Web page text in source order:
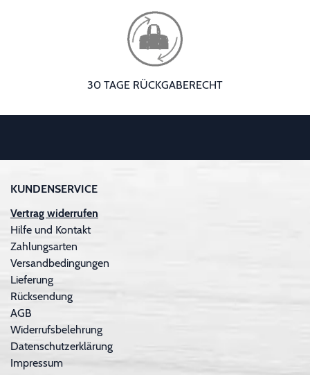
30 TAGE RÜCKGABERECHT
KUNDENSERVICE
Vertrag widerrufen
Hilfe und Kontakt
Zahlungsarten
Versandbedingungen
Lieferung
Rücksendung
AGB
Widerrufsbelehrung
Datenschutzerklärung
Impressum